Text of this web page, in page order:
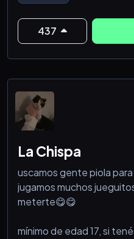
「⬇️」𝐂𝐎𝐍𝐓𝐀𝐌𝐎𝐒 𝐂𝐎𝐍
═══════════・✦・
🚓
437
La Chispa
uscamos gente piola
jugamos muchos
meterte😋😋
mínimo de edad 17, si